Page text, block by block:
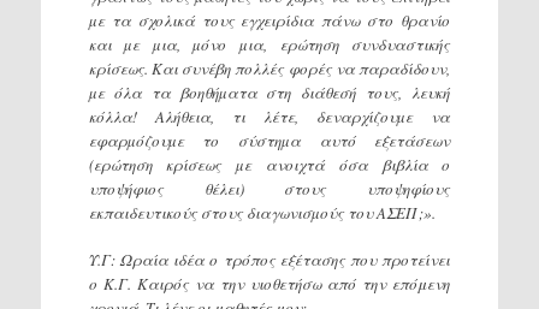
µε τα σχολικά τους εγχειρίδια πάνω στο θρανίο
και µε µια, µόνο µια, ερώτηση συνδυαστικής
κρίσεως. Και συνέβη πολλές φορές να παραδίδουν,
µε όλα τα βοηθήµατα στη διάθεσή τους, λευκή
κόλλα! Αλήθεια, τι λέτε, δεναρχίζουµε να
εφαρµόζουµε το σύστηµα αυτό εξετάσεων
(ερώτηση κρίσεως µε ανοιχτά όσα βιβλία ο
υποψήφιος θέλει) στους υποψηφίους
εκπαιδευτικούς στους διαγωνισµούς του ΑΣΕΠ;».
Υ.Γ: Ωραία ιδέα ο τρόπος εξέτασης που προτείνει
ο Κ.Γ. Καιρός να την υιοθετήσω από την επόμενη